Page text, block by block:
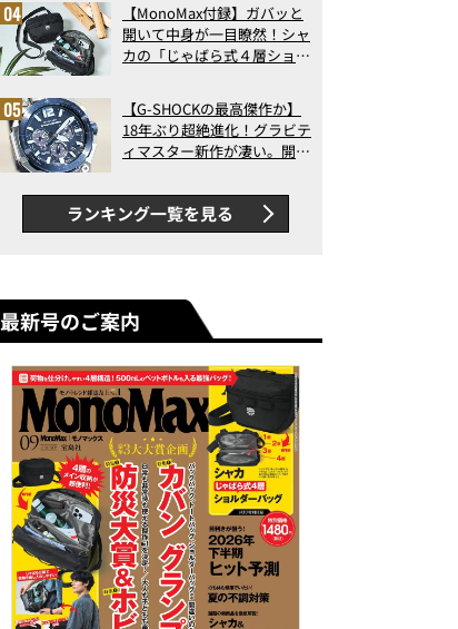
記事ランキングベスト3】
（2026年6月版）
【MonoMax付録】ガバッと
開いて中身が一目瞭然！シャ
カの「じゃばら式４層ショル
った！
【G-SHOCKの最高傑作か】
18年ぶり超絶進化！グラビテ
ィマスター新作が凄い。開発
新ムーブメントの衝撃
ランキング一覧を見る
最新号のご案内